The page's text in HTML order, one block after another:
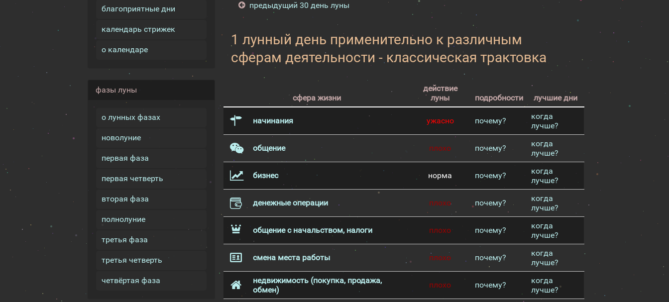
благоприятные дни
календарь стрижек
о календаре
фазы луны
о лунных фазах
новолуние
первая фаза
первая четверть
вторая фаза
полнолуние
третья фаза
третья четверть
четвёртая фаза
предыдущий 30 день луны
1 лунный день применительно к различным
сферам деятельности - классическая трактовка
сфера жизни
действие
луны
подробности лучшие дни
начинания ужасно почему?
когда
лучше?
общение плохо почему?
когда
лучше?
бизнес норма почему?
когда
лучше?
денежные операции плохо почему?
когда
лучше?
общение с начальством, налоги плохо почему?
когда
лучше?
смена места работы плохо почему?
когда
лучше?
недвижимость (покупка, продажа,
обмен)
плохо почему?
когда
лучше?